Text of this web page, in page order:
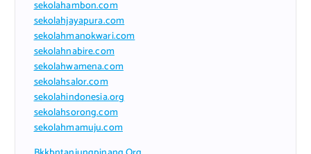
sekolahambon.com
sekolahjayapura.com
sekolahmanokwari.com
sekolahnabire.com
sekolahwamena.com
sekolahsalor.com
sekolahindonesia.org
sekolahsorong.com
sekolahmamuju.com